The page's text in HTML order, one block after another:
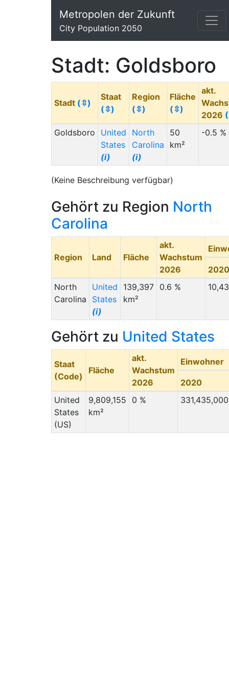
Metropolen der Zukunft
City Population 2050
Stadt: Goldsboro
Stadt (⇳)
Staat
(⇳)
Region
(⇳)
Fläche
(⇳)
akt.
2026
Goldsboro
United
States
(i)
North
Carolina
(i)
50
km²
-0.5 %
(Keine Beschreibung verfügbar)
Gehört zu Region North
Carolina
Region Land Fläche
akt.
Wachstum
2026
2020
North
Carolina
United
States
(i)
139,397
km²
0.6 %
Gehört zu United States
Staat
(Code)
Fläche
akt.
Wachstum
2026
Einwohner
2020
United
States
(US)
9,809,155
km²
0 % 331,435,000